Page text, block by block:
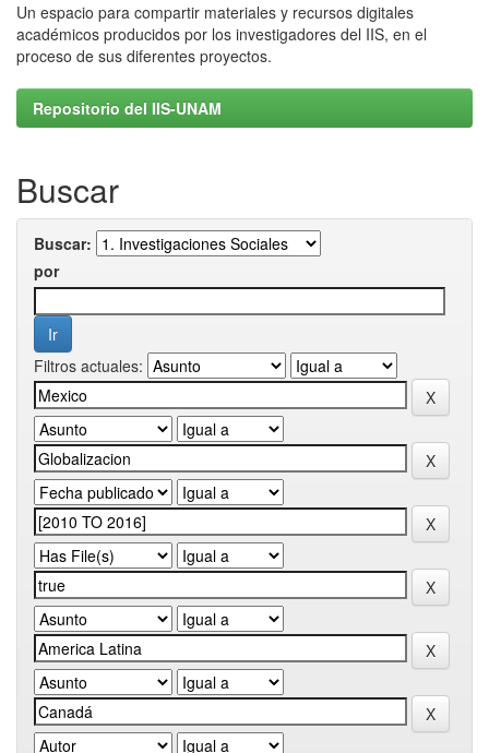
Un espacio para compartir materiales y recursos digitales
académicos producidos por los investigadores del IIS, en el
proceso de sus diferentes proyectos.
Repositorio del IIS-UNAM
Buscar
Buscar:
por
Filtros actuales: